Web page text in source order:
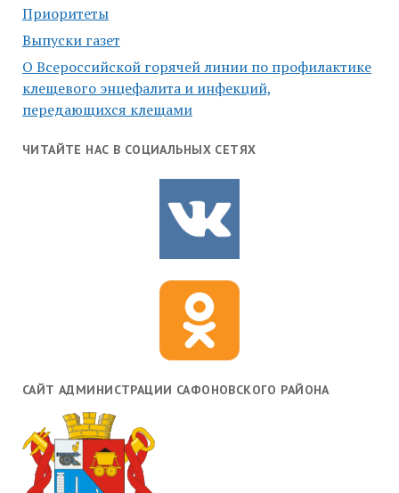
Приоритеты
Выпуски газет
О Всероссийской горячей линии по профилактике
клещевого энцефалита и инфекций,
передающихся клещами
ЧИТАЙТЕ НАС В СОЦИАЛЬНЫХ СЕТЯХ
САЙТ АДМИНИСТРАЦИИ САФОНОВСКОГО РАЙОНА